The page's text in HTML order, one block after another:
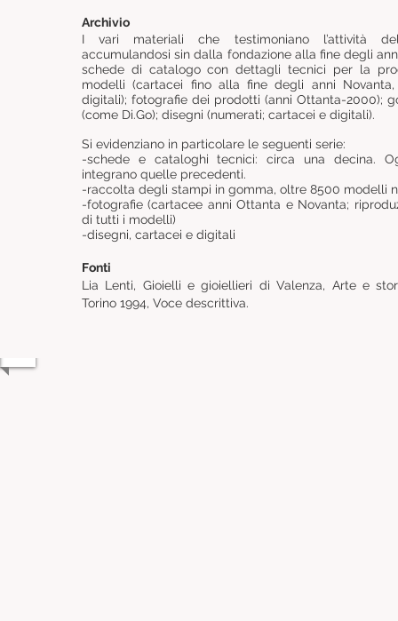
Archivio
I vari materiali che testimoniano l’attività
accumulandosi sin dalla fondazione alla fine degli
schede di catalogo con dettagli tecnici per la
modelli (cartacei fino alla fine degli anni
digitali); fotografie dei prodotti (anni Ottanta-2000);
(come Di.Go); disegni (numerati; cartacei e digitali).
Si evidenziano in particolare le seguenti serie:
-schede e cataloghi tecnici: circa una decina.
integrano quelle precedenti.
-raccolta degli stampi in gomma, oltre 8500 modelli
-fotografie (cartacee anni Ottanta e Novanta;
di tutti i modelli)
-disegni, cartacei e digitali
Fonti
Lia Lenti, Gioielli e gioiellieri di Valenza, Arte e
Torino 1994, Voce descrittiva.